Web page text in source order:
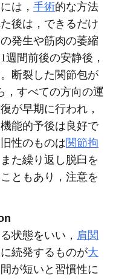
は， 手術的な方法
後は，できるだけ
発生や筋肉の萎縮
間前後の安静後，
断裂した関節包が
，すべての方向の運
が早期に行われ，
能的予後は良好で
性のものは関節拘
た繰り返し脱臼を
ともあり，注意を
状態をいい， 肩関
続発するものが大
が短いと習慣性に